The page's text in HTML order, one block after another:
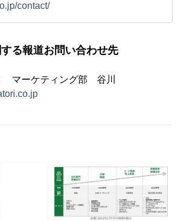
contact/
る報道お問い合わせ先
マーケティング部 谷川